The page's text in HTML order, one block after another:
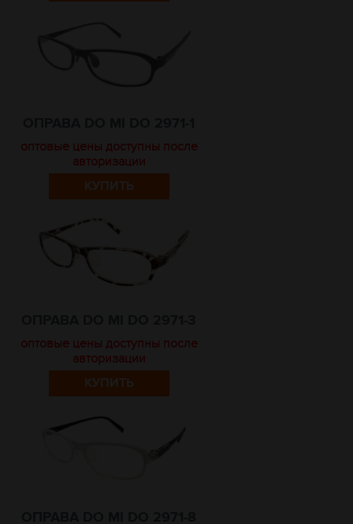
оптовые цены доступны после
авторизации
КУПИТЬ
оптовые цены доступны после
авторизации
КУПИТЬ